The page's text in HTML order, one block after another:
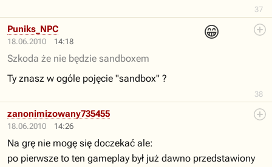
37
18.06.2010 14:18
😁
38
Puniks_NPC
Szkoda że nie będzie sandboxem
Ty znasz w ogóle pojęcie "sandbox" ?
18.06.2010 14:26
zanonimizowany735455
Na grę nie mogę się doczekać ale:
po pierwsze to ten gameplay był już dawno przedstawiony